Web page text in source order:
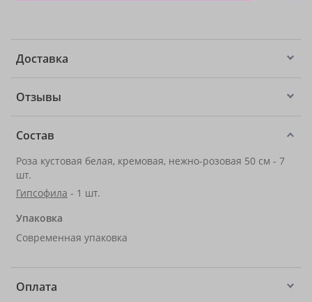
Доставка
Отзывы
Состав
Роза кустовая белая, кремовая, нежно-розовая 50 см - 7
шт.
Гипсофила - 1 шт.
Упаковка
Современная упаковка
Оплата